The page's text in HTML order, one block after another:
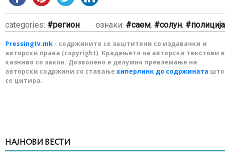
categories: регион ознаки: саем, солун, полиција
Pressingtv.mk - содржините се заштитени со издавачки и
авторски права (copyright). Крадењето на авторски текстови е
казниво со закон. Дозволено е делумно превземање на
авторски содржини со ставање хиперлинк до содржината што
се цитира.
НАЈНОВИ ВЕСТИ